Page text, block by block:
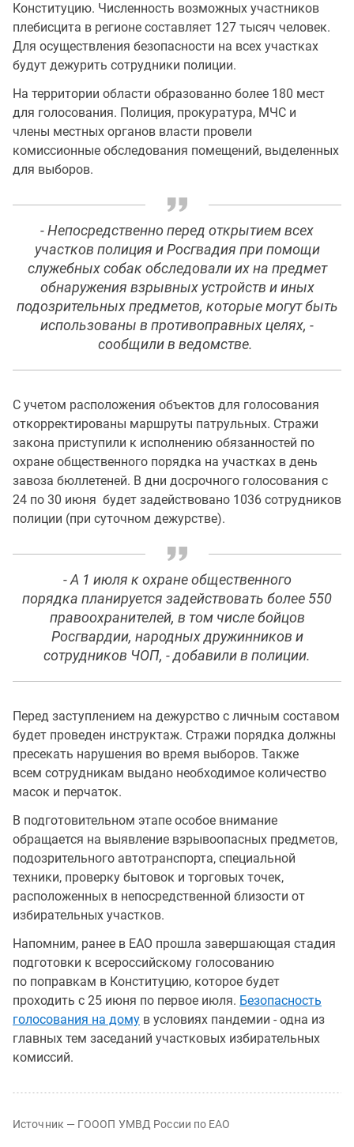
Конституцию. Численность возможных участников
плебисцита в регионе составляет 127 тысяч человек.
Для осуществления безопасности на всех участках
будут дежурить сотрудники полиции.
На территории области образованно более 180 мест
для голосования. Полиция, прокуратура, МЧС и
члены местных органов власти провели
комиссионные обследования помещений, выделенных
для выборов.
- Непосредственно перед открытием всех
участков полиция и Росгвадия при помощи
служебных собак обследовали их на предмет
обнаружения взрывных устройств и иных
подозрительных предметов, которые могут быть
использованы в противоправных целях, -
сообщили в ведомстве.
С учетом расположения объектов для голосования
откорректированы маршруты патрульных. Стражи
закона приступили к исполнению обязанностей по
охране общественного порядка на участках в день
завоза бюллетеней. В дни досрочного голосования с
24 по 30 июня будет задействовано 1036 сотрудников
полиции (при суточном дежурстве).
- А 1 июля к охране общественного
порядка планируется задействовать более 550
правоохранителей, в том числе бойцов
Росгвардии, народных дружинников и
сотрудников ЧОП, - добавили в полиции.
Перед заступлением на дежурство с личным составом
будет проведен инструктаж. Стражи порядка должны
пресекать нарушения во время выборов. Также
всем сотрудникам выдано необходимое количество
масок и перчаток.
В подготовительном этапе особое внимание
обращается на выявление взрывоопасных предметов,
подозрительного автотранспорта, специальной
техники, проверку бытовок и торговых точек,
расположенных в непосредственной близости от
избирательных участков.
Напомним, ранее в ЕАО прошла завершающая стадия
подготовки к всероссийскому голосованию
по поправкам в Конституцию, которое будет
проходить с 25 июня по первое июля. Безопасность
голосования на дому в условиях пандемии - одна из
главных тем заседаний участковых избирательных
комиссий.
Источник — ГОООП УМВД России по ЕАО